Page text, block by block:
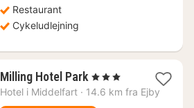
Restaurant
Cykeludlejning
Milling Hotel Park 1
nat
, 3 Stjerner
Hotel i Middelfart · 14.6 km fra Ejby